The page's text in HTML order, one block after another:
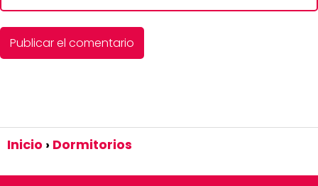
Inicio Dormitorios